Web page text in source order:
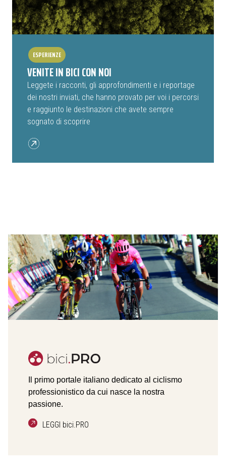
ESPERIENZE
VENITE IN BICI CON NOI
Leggete i racconti, gli approfondimenti e i reportage
dei nostri inviati, che hanno provato per voi i percorsi
e raggiunto le destinazioni che avete sempre
sognato di scoprire
Il primo portale italiano dedicato al ciclismo
professionistico da cui nasce la nostra
passione.
LEGGI bici.PRO